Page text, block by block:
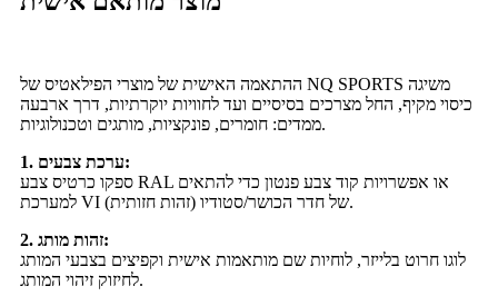
ההתאמה האישית של מוצרי הפילאטיס של NQ SPORTS משיגה
כיסוי מקיף, החל מצרכים בסיסיים ועד לחוויות יוקרתיות, דרך ארבעה
ממדים: חומרים, פונקציות, מותגים וטכנולוגיות.
1. ערכת צבעים:
ספקו כרטיס צבע RAL או אפשרויות קוד צבע פנטון כדי להתאים
למערכת VI (זהות חזותית) של חדר הכושר/סטודיו.
2. זהות מותג:
לוגו חרוט בלייזר, לוחיות שם מותאמות אישית וקפיצים בצבעי המותג
לחיזוק זיהוי המותג.